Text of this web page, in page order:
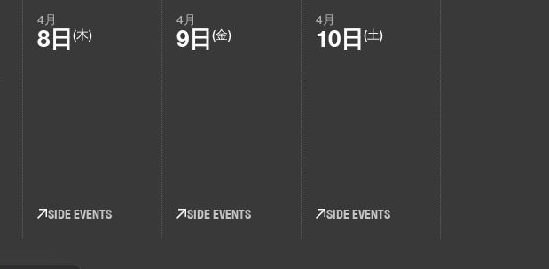
4月
8日 (木)
SIDE EVENTS
4月
9日 (金)
SIDE EVENTS
4月
10日 (土)
SIDE EVENTS